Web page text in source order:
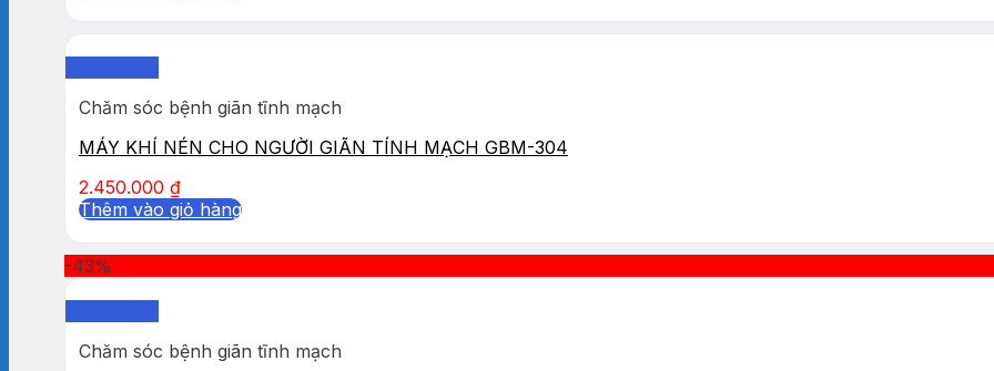
Chăm sóc bệnh giãn tĩnh mạch
MÁY KHÍ NÉN CHO NGƯỜI GIÃN TÍNH MẠCH GBM-304
2.450.000 ₫
Thêm vào giỏ hàng
-43%
Chăm sóc bệnh giãn tĩnh mạch